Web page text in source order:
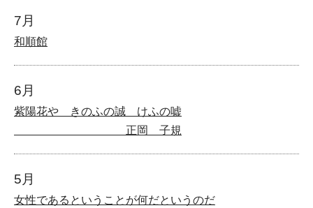
7月
和順館
6月
紫陽花や きのふの誠 けふの嘘
正岡 子規
5月
女性であるということが何だというのだ